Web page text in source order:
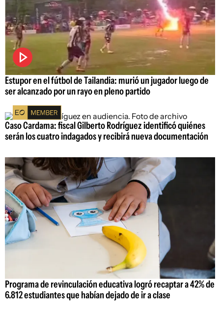
Estupor en el fútbol de Tailandia: murió un jugador luego de
ser alcanzado por un rayo en pleno partido
Caso Cardama: fiscal Gilberto Rodríguez identificó quiénes
serán los cuatro indagados y recibirá nueva documentación
Programa de revinculación educativa logró recaptar a 42% de
6.812 estudiantes que habían dejado de ir a clase